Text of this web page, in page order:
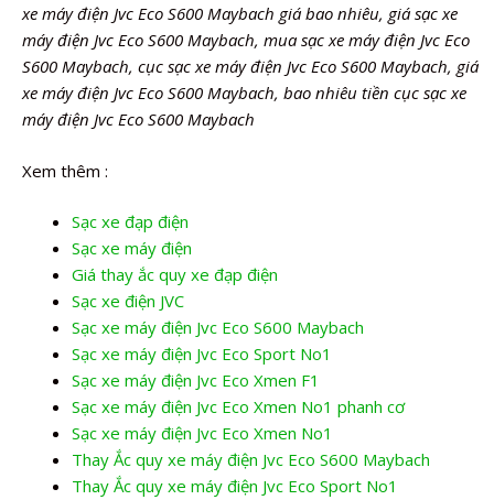
xe máy điện Jvc Eco S600 Maybach giá bao nhiêu, giá sạc xe
máy điện Jvc Eco S600 Maybach, mua sạc xe máy điện Jvc Eco
S600 Maybach, cục sạc xe máy điện Jvc Eco S600 Maybach, giá
xe máy điện Jvc Eco S600 Maybach, bao nhiêu tiền cục sạc xe
máy điện Jvc Eco S600 Maybach
Xem thêm :
Sạc xe đạp điện
Sạc xe máy điện
Giá thay ắc quy xe đạp điện
Sạc xe điện JVC
Sạc xe máy điện Jvc Eco S600 Maybach
Sạc xe máy điện Jvc Eco Sport No1
Sạc xe máy điện Jvc Eco Xmen F1
Sạc xe máy điện Jvc Eco Xmen No1 phanh cơ
Sạc xe máy điện Jvc Eco Xmen No1
Thay Ắc quy xe máy điện Jvc Eco S600 Maybach
Thay Ắc quy xe máy điện Jvc Eco Sport No1